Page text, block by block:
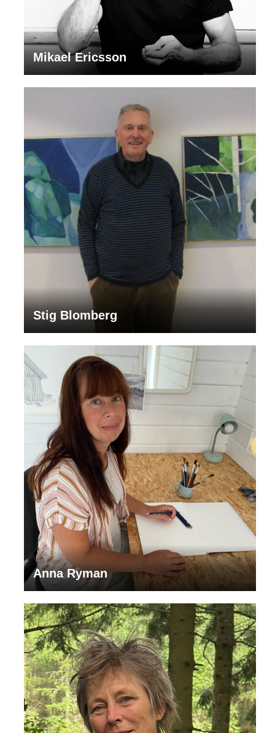
Mikael Ericsson
Stig Blomberg
Anna Ryman